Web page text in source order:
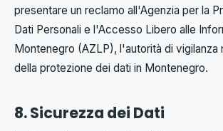
presentare un reclamo all'Agenzia per la
Dati Personali e l'Accesso Libero alle
Montenegro (AZLP), l'autorità di vigilanza
della protezione dei dati in Montenegro.
8. Sicurezza dei Dati